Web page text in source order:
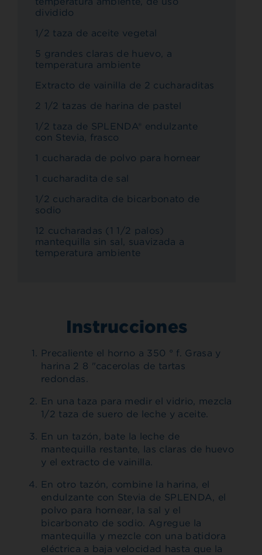
dividido
1/2 taza de aceite vegetal
5 grandes claras de huevo, a
temperatura ambiente
Extracto de vainilla de 2 cucharaditas
2 1/2 tazas de harina de pastel
1/2 taza de SPLENDA® endulzante
con Stevia, frasco
1 cucharada de polvo para hornear
1 cucharadita de sal
1/2 cucharadita de bicarbonato de
sodio
12 cucharadas (1 1/2 palos)
mantequilla sin sal, suavizada a
temperatura ambiente
Instrucciones
Precaliente el horno a 350 ° f. Grasa y
harina 2 8 "cacerolas de tartas
redondas.
En una taza para medir el vidrio, mezcla
1/2 taza de suero de leche y aceite.
En un tazón, bate la leche de
mantequilla restante, las claras de huevo
y el extracto de vainilla.
En otro tazón, combine la harina, el
endulzante con Stevia de SPLENDA, el
polvo para hornear, la sal y el
bicarbonato de sodio. Agregue la
mantequilla y mezcle con una batidora
eléctrica a baja velocidad hasta que la